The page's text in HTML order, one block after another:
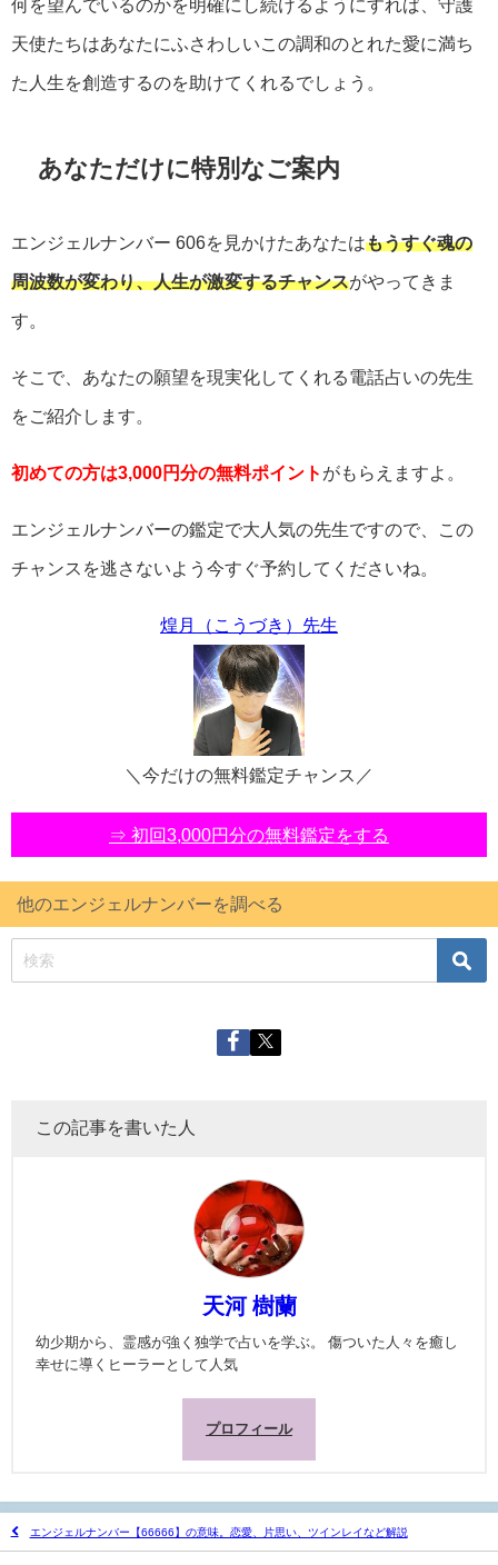
何を望んでいるのかを明確にし続けるようにすれば、守護
天使たちはあなたにふさわしいこの調和のとれた愛に満ち
た人生を創造するのを助けてくれるでしょう。
あなただけに特別なご案内
エンジェルナンバー 606を見かけたあなたはもうすぐ魂の
周波数が変わり、人生が激変するチャンスがやってきま
す。
そこで、あなたの願望を現実化してくれる電話占いの先生
をご紹介します。
初めての方は3,000円分の無料ポイント がもらえますよ。
エンジェルナンバーの鑑定で大人気の先生ですので、この
チャンスを逃さないよう今すぐ予約してくださいね。
煌月（こうづき）先生
＼今だけの無料鑑定チャンス／
⇒ 初回3,000円分の無料鑑定をする
他のエンジェルナンバーを調べる
この記事を書いた人
天河 樹蘭
幼少期から、霊感が強く独学で占いを学ぶ。 傷ついた人々を癒し
幸せに導くヒーラーとして人気
プロフィール
エンジェルナンバー【66666】の意味。恋愛、片思い、ツインレイなど解説